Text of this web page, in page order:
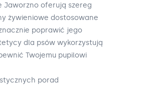
Jaworzno oferują szereg
żywieniowe dostosowane
poprawić jego
dla psów wykorzystują
Twojemu pupilowi
porad